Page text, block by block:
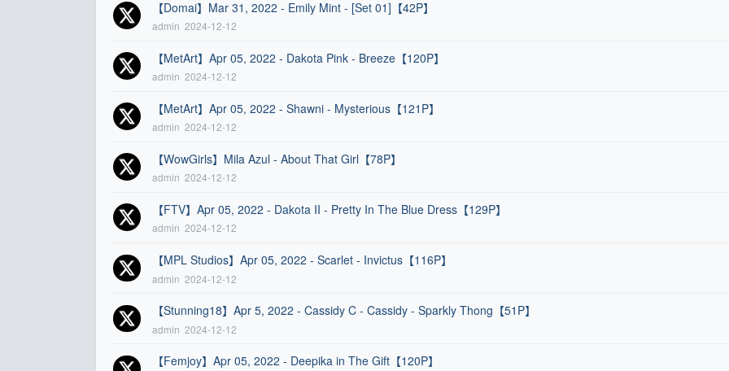
【Domai】Mar 31, 2022 - Emily Mint - [Set 01]【42P】
admin 2024-12-12
【MetArt】Apr 05, 2022 - Dakota Pink - Breeze【120P】
admin 2024-12-12
【MetArt】Apr 05, 2022 - Shawni - Mysterious【121P】
admin 2024-12-12
【WowGirls】Mila Azul - About That Girl【78P】
admin 2024-12-12
【FTV】Apr 05, 2022 - Dakota II - Pretty In The Blue Dress【129P】
admin 2024-12-12
【MPL Studios】Apr 05, 2022 - Scarlet - Invictus【116P】
admin 2024-12-12
【Stunning18】Apr 5, 2022 - Cassidy C - Cassidy - Sparkly Thong【51P】
admin 2024-12-12
【Femjoy】Apr 05, 2022 - Deepika in The Gift【120P】